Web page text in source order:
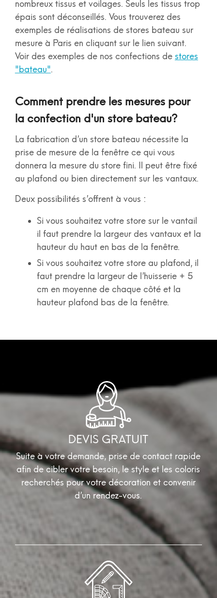
nombreux tissus et voilages. Seuls les tissus trop
épais sont déconseillés. Vous trouverez des
exemples de réalisations de stores bateau sur
mesure à Paris en cliquant sur le lien suivant.
Voir des exemples de nos confections de stores
"bateau".
Comment prendre les mesures pour
la confection d'un store bateau?
La fabrication d’un store bateau nécessite la
prise de mesure de la fenêtre ce qui vous
donnera la mesure du store fini. Il peut être fixé
au plafond ou bien directement sur les vantaux.
Deux possibilités s’offrent à vous :
Si vous souhaitez votre store sur le vantail
il faut prendre la largeur des vantaux et la
hauteur du haut en bas de la fenêtre.
Si vous souhaitez votre store au plafond, il
faut prendre la largeur de l’huisserie + 5
cm en moyenne de chaque côté et la
hauteur plafond bas de la fenêtre.
DEVIS GRATUIT
Suite à votre demande, prise de contact rapide
afin de cibler votre besoin, le style et les coloris
recherchés pour votre décoration et convenir
d’un rendez-vous.